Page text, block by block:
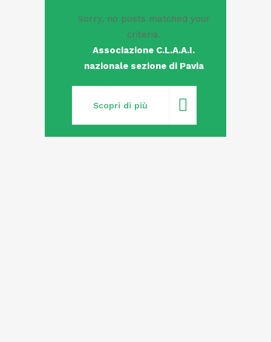
Sorry, no posts matched your
criteria.
Associazione C.L.A.A.I.
nazionale sezione di Pavia
Scopri di più